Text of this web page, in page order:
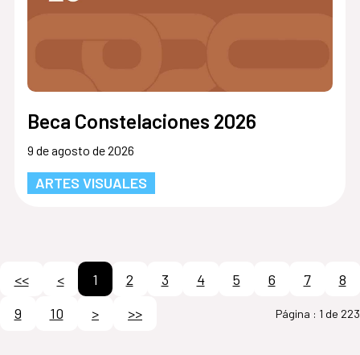
Beca Constelaciones 2026
9 de agosto de 2026
ARTES VISUALES
<< < 1 2 3 4 5 6 7
8
9
10 > >> Página : 1 de 223